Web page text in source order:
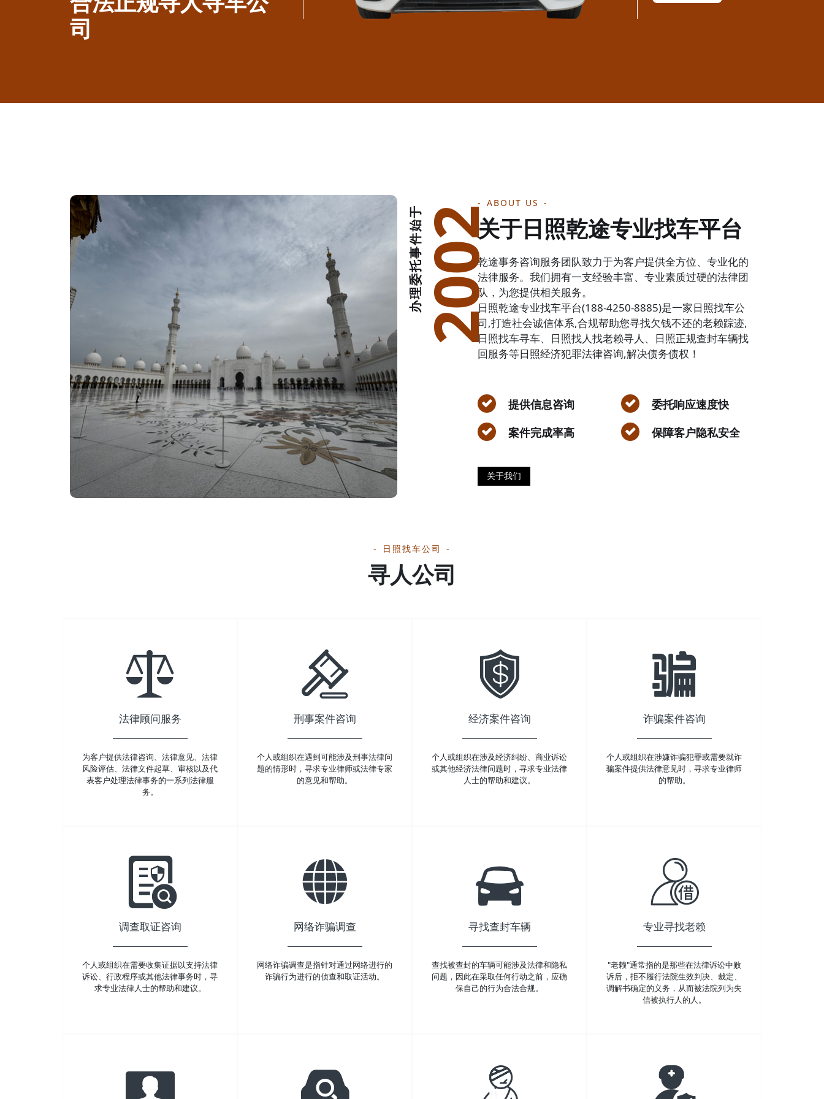
司
办理委托事件始于
2002
ABOUT US
关于日照乾途专业找车平台
乾途事务咨询服务团队致力于为客户提供全方位、专业化的
法律服务。我们拥有一支经验丰富、专业素质过硬的法律团
队，为您提供相关服务。
日照乾途专业找车平台(188-4250-8885)是一家日照找车公
司,打造社会诚信体系,合规帮助您寻找欠钱不还的老赖踪迹,
日照找车寻车、日照找人找老赖寻人、日照正规查封车辆找
回服务等日照经济犯罪法律咨询,解决债务债权！
提供信息咨询
案件完成率高
委托响应速度快
保障客户隐私安全
关于我们
日照找车公司
寻人公司
法律顾问服务
为客户提供法律咨询、法律意见、法律
风险评估、法律文件起草、审核以及代
表客户处理法律事务的一系列法律服
务。
刑事案件咨询
个人或组织在遇到可能涉及刑事法律问
题的情形时，寻求专业律师或法律专家
的意见和帮助。
经济案件咨询
个人或组织在涉及经济纠纷、商业诉讼
或其他经济法律问题时，寻求专业法律
人士的帮助和建议。
诈骗案件咨询
个人或组织在涉嫌诈骗犯罪或需要就诈
骗案件提供法律意见时，寻求专业律师
的帮助。
调查取证咨询
个人或组织在需要收集证据以支持法律
诉讼、行政程序或其他法律事务时，寻
求专业法律人士的帮助和建议。
网络诈骗调查
网络诈骗调查是指针对通过网络进行的
诈骗行为进行的侦查和取证活动。
寻找查封车辆
查找被查封的车辆可能涉及法律和隐私
问题，因此在采取任何行动之前，应确
保自己的行为合法合规。
专业寻找老赖
"老赖"通常指的是那些在法律诉讼中败
诉后，拒不履行法院生效判决、裁定、
调解书确定的义务，从而被法院列为失
信被执行人的人。